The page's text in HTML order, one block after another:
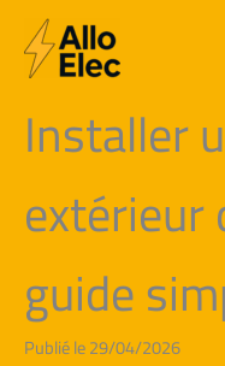
contenu
Installer
extérieur
guide
Publié le 29/04/2026